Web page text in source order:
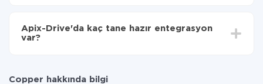
Hizmetimiz aracılığıyla yalnızca bir sisteminizden
diğerine aktarılan veri miktarı için ödeme yaparsınız.
Apix-Drive'da kaç tane hazır entegrasyon
var?
Copper hakkında bilgi